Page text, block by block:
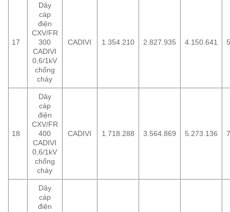
17
Dây
cáp
điện
CXV/FR
300
CADIVI
0,6/1kV
chống
cháy
CADIVI 1.354.210 2.827.935 4.150.641
18
Dây
cáp
điện
CXV/FR
400
CADIVI
0,6/1kV
chống
cháy
CADIVI 1.718.288 3.564.869 5.273.136
Dây
cáp
điện